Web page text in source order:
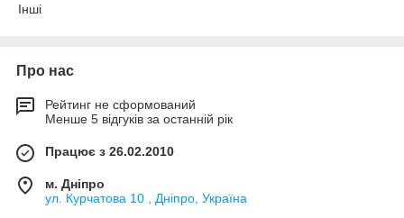
Інші
Про нас
Рейтинг не сформований
Менше 5 відгуків за останній рік
Працює з 26.02.2010
м. Дніпро
ул. Курчатова 10 , Дніпро, Україна